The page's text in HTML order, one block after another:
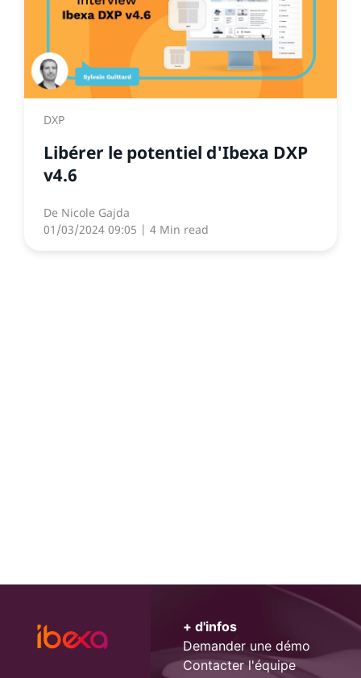
DXP
Libérer le potentiel d'Ibexa DXP
v4.6
De Nicole Gajda
01/03/2024 09:05 | 4 Min read